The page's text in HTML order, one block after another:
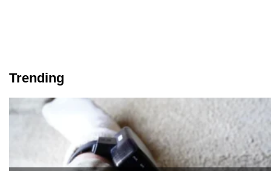
Trending